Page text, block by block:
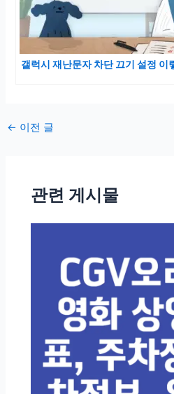
갤럭시 재난문자 차단 끄기 설정 이
포
← 이전 글
관련 게시물